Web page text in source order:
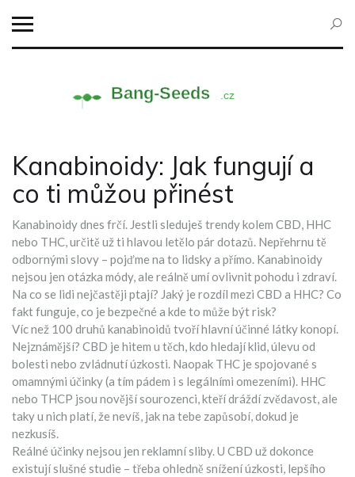
Kanabinoidy: Jak fungují a
co ti můžou přinést
Kanabinoidy dnes frčí. Jestli sleduješ trendy kolem CBD, HHC
nebo THC, určitě už ti hlavou letělo pár dotazů. Nepřehrnu tě
odbornými slovy – pojďme na to lidsky a přímo. Kanabinoidy
nejsou jen otázka módy, ale reálně umí ovlivnit pohodu i zdraví.
Na co se lidi nejčastěji ptají? Jaký je rozdíl mezi CBD a HHC? Co
fakt funguje, co je bezpečné a kde to může být risk?
Víc než 100 druhů kanabinoidů tvoří hlavní účinné látky konopí.
Nejznámější? CBD je hitem u těch, kdo hledají klid, úlevu od
bolesti nebo zvládnutí úzkosti. Naopak THC je spojované s
omamnými účinky (a tím pádem i s legálními omezeními). HHC
nebo THCP jsou novější sourozenci, kteří dráždí zvědavost, ale
taky u nich platí, že nevíš, jak na tebe zapůsobí, dokud je
nezkusíš.
Reálné účinky nejsou jen reklamní sliby. U CBD už dokonce
existují slušné studie – třeba ohledně snížení úzkosti, lepšího